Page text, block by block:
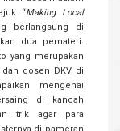
“Making Local
berlangsung di
dua pemateri.
yang merupakan
dosen DKV di
mengenai
di kancah
trik agar para
di pameran